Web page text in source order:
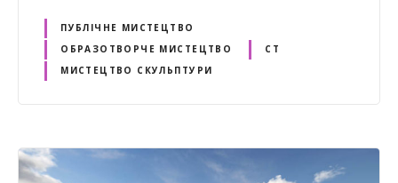
ПУБЛІЧНЕ МИСТЕЦТВО
ОБРАЗОТВОРЧЕ МИСТЕЦТВО
СТ
МИСТЕЦТВО СКУЛЬПТУРИ